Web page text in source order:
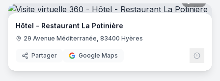
Hôtel - Restaurant La Potinière
29 Avenue Méditerranée, 83400 Hyères
Partager Google Maps
17